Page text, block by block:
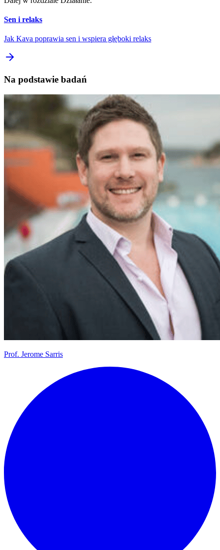
Sen i relaks
Jak Kava poprawia sen i wspiera głęboki relaks
Na podstawie badań
Prof. Jerome Sarris